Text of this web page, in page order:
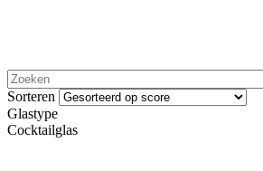
Sorteren
Glastype
Cocktailglas